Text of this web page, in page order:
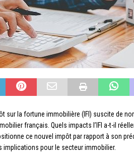
sur la fortune immobilière (IFI) suscite de
français. Quels impacts l’IFI a-t-il
ce nouvel impôt par rapport à son
implications pour le secteur immobilier.